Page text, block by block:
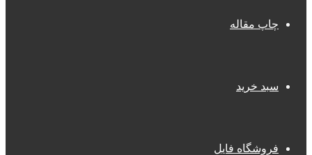
چاپ مقاله
سبد خرید
فروشگاه فایل